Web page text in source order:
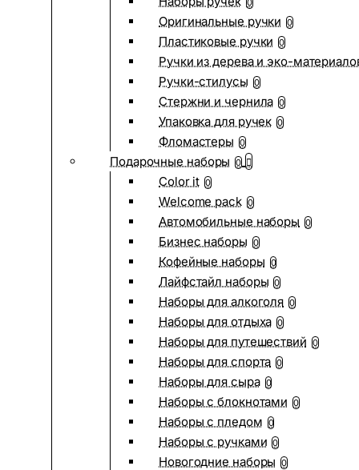
0
Оригинальные ручки 0
Пластиковые ручки 0
Ручки из дерева и эко-
Ручки-стилусы 0
Стержни и чернила 0
Упаковка для ручек 0
Фломастеры 0
Подарочные наборы 0
Color it 0
Welcome pack 0
Автомобильные наборы 0
Бизнес наборы 0
Кофейные наборы 0
Лайфстайл наборы 0
Наборы для алкоголя 0
Наборы для отдыха 0
Наборы для путешествий 0
Наборы для спорта 0
Наборы для сыра 0
Наборы с блокнотами 0
Наборы с пледом 0
Наборы с ручками 0
Новогодние наборы 0